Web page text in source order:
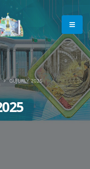
GUJURLY 2025